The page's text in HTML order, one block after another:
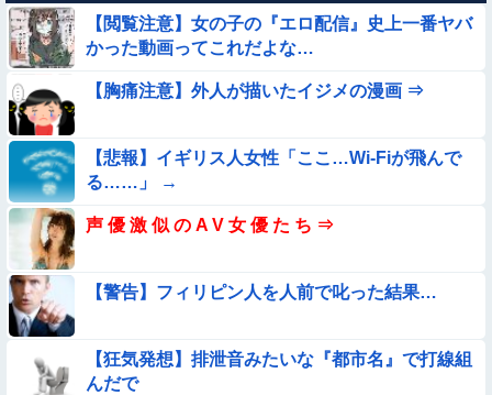
【動画】小池栄子似のGカップ女子高生「知らないオジさんに
襲われてオッパイ揉まれた」
【衝撃】ガチで『意識高い無能』が好きなワードと言えば？
【画像】お前らこの超美人が整形か否か判定たのむ！！
【動画】こういう貧乳の陰女と付き合えますかｗｗｗｗｗｗｗ
【動画像】飛行機に『水銀』を持ち込めない理由がこれ【→】
【画像】プールで水着が脱げちゃった女の子の反応ｗｗｗｗｗ
ｗｗｗ
【動画】美少女4人組の20年後の姿がヤバいwwwwww
【閲覧注意】女の子の『エロ配信』史上一番ヤバ
かった動画ってこれだよな…
【胸痛注意】外人が描いたイジメの漫画 ⇒
【悲報】イギリス人女性「ここ…Wi-Fiが飛んで
る……」 →
声 優 激 似 の A V 女 優 た ち ⇒
【警告】フィリピン人を人前で叱った結果…
【狂気発想】排泄音みたいな『都市名』で打線組
んだで